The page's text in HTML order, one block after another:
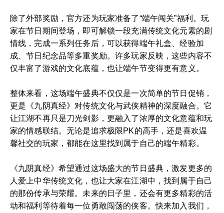
除了外部奖励，官方还为玩家准备了“端午闯关”福利。玩
家在节日期间登场，即可解锁一段充满传统文化元素的剧
情线，完成一系列任务后，可以获得端午礼盒、经验加
成、节日纪念品等多重奖励。许多玩家反映，这些内容不
仅丰富了游戏的文化底蕴，也让端午节变得更有意义。
整体来看，这场端午盛典不仅仅是一次简单的节日促销，
更是《九阴真经》对传统文化与武侠精神的深度融合。它
让江湖不再只是刀光剑影，更融入了浓厚的文化意蕴和玩
家的情感联结。无论是追求极限PK的高手，还是喜欢温
馨社交的玩家，都能在这里找到属于自己的端午精彩。
《九阴真经》希望通过这场盛大的节日盛典，激发更多的
人爱上中华传统文化，也让大家在江湖中，找到属于自己
的那份传承与荣耀。未来的日子里，还会有更多精彩的活
动和福利等待着每一位勇敢闯荡的侠客。快来加入我们，